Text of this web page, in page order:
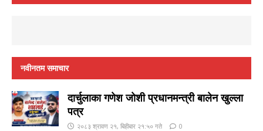
नवीनतम समाचार
दार्चुलाका गणेश जाेशी प्रधानमन्त्री बालेन खुल्ला
पत्र
२०८३ श्रावण २१, बिहीबार २१:५० गते 0